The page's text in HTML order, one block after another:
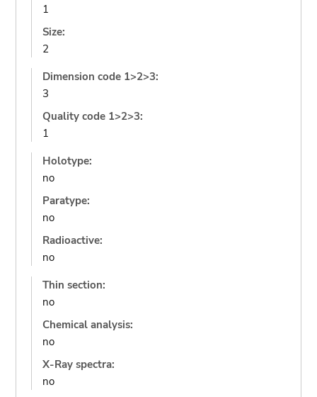
1
Size:
2
Dimension code 1>2>3:
3
Quality code 1>2>3:
1
Holotype:
no
Paratype:
no
Radioactive:
no
Thin section:
no
Chemical analysis:
no
X-Ray spectra:
no